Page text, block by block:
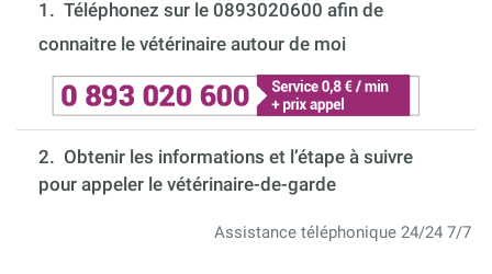
1. Téléphonez sur le 0893020600 afin de
connaitre le vétérinaire autour de moi
2. Obtenir les informations et l’étape à suivre
pour appeler le vétérinaire-de-garde
Assistance téléphonique 24/24 7/7